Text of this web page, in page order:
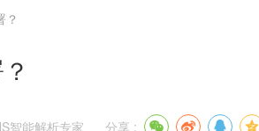
？
智能解析专家 分享 :